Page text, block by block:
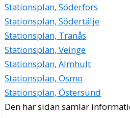
Stationsplan, Söderfors
Stationsplan, Södertälje
Stationsplan, Tranås
Stationsplan, Veinge
Stationsplan, Älmhult
Stationsplan, Ösmo
Stationsplan, Östersund
Den här sidan samlar